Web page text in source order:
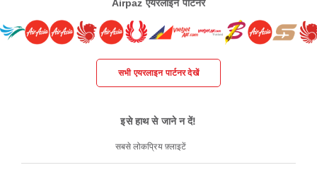
Airpaz एयरलाइन पार्टनर
सभी एयरलाइन पार्टनर देखें
इसे हाथ से जाने न दें!
सबसे लोकप्रिय फ़्लाइटें